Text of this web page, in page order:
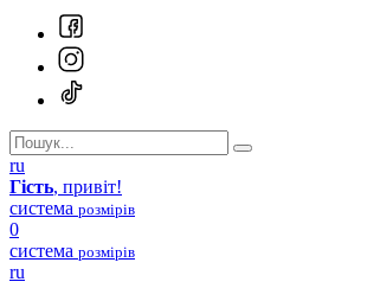
ru
Гість, привіт!
система розмірів
0
система розмірів
ru